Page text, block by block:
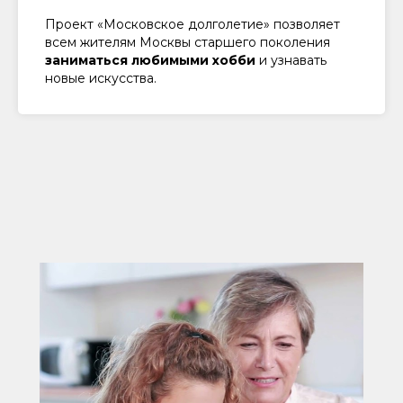
Проект «Московское долголетие» позволяет
всем жителям Москвы старшего поколения
заниматься любимыми хобби и узнавать
новые искусства.
Напишите нам и мы сориентируем
в наших группах и направлениях,
поможем подключиться к группам
Вам и вашим друзьям